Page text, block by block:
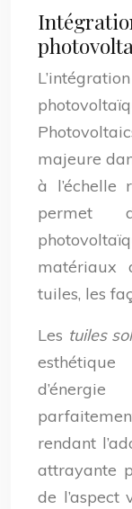
majeure
à l’échelle
permet
matériaux
tuiles, les
Les tuiles
rendant
attrayante
de l’aspect